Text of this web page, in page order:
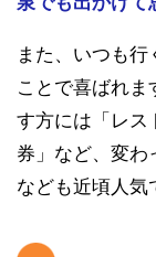
また、いつも行
ことで喜ばれま
す方には「レス
券」など、変わ
なども近頃人気